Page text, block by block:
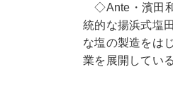
◇Ante・濱田
統的な揚浜式塩
な塩の製造をは
業を展開して